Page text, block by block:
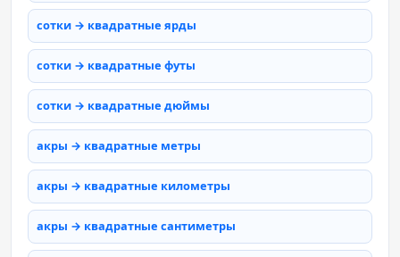
сотки → квадратные ярды
сотки → квадратные футы
сотки → квадратные дюймы
акры → квадратные метры
акры → квадратные километры
акры → квадратные сантиметры